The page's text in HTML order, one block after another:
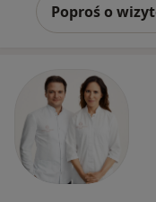
Poproś o